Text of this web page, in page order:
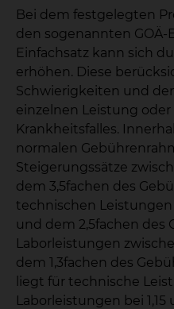
Bei dem festgelegten
den sogenannten GOÄ-
Einfachsatz kann sich
erhöhen. Diese
Schwierigkeiten und
einzelnen Leistung
Krankheitsfalles.
normalen
Steigerungssätze
dem 3,5fachen des
technischen
und dem 2,5fachen des
Laborleistungen
dem 1,3fachen des
liegt für technische
Laborleistungen bei